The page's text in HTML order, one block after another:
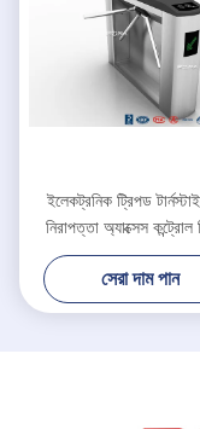
ইলেকট্রনিক ট্রিপড
নিরাপত্তা অ্যাক্সেস কন্ট্রোল
নিয়মিত খোলা সময়
সেরা দাম পান